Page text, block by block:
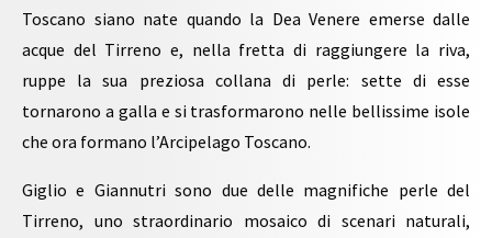
Toscano siano nate quando la Dea Venere emerse dalle
acque del Tirreno e, nella fretta di raggiungere la riva,
ruppe la sua preziosa collana di perle: sette di esse
tornarono a galla e si trasformarono nelle bellissime isole
che ora formano l’Arcipelago Toscano.
Giglio e Giannutri sono due delle magnifiche perle del
Tirreno, uno straordinario mosaico di scenari naturali,